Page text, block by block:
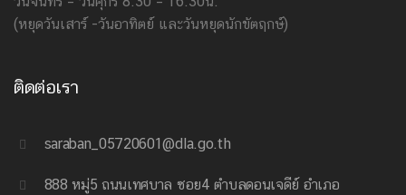
(หยุดวันเสาร์ -วันอาทิตย์ และวันหยุดนักขัตฤกษ์)
ติดต่อเรา
saraban_05720601@dla.go.th
888 หมู่5 ถนนเทศบาล ซอย4 ตำบลดอนเจดีย์ อำเภอ